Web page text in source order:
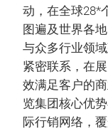
动，在全球28*
图遍及世界各
与众多行业领
紧密联系，在
效满足客户的
览集团核心优
际行销网络，